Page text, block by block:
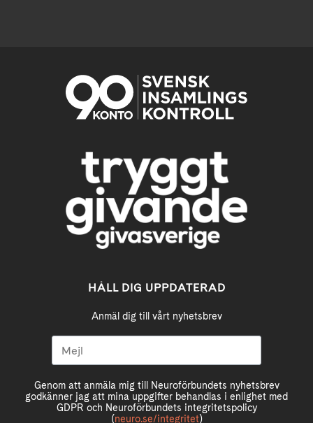
HÅLL DIG UPPDATERAD
Anmäl dig till vårt nyhetsbrev
Genom att anmäla mig till Neuroförbundets nyhetsbrev
godkänner jag att mina uppgifter behandlas i enlighet med
GDPR och Neuroförbundets integritetspolicy
(neuro.se/integritet)